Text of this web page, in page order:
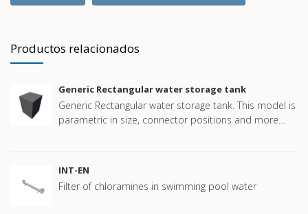
Productos relacionados
Generic Rectangular water storage tank
Generic Rectangular water storage tank. This model is
parametric in size, connector positions and more
INT-EN
Filter of chloramines in swimming pool water